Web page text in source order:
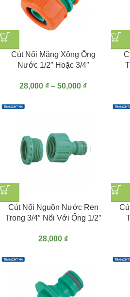
Cút Nối Măng Xông Ống
Nước 1/2″ Hoặc 3/4″
28,000 ₫ – 50,000 ₫
Cút Nối Nguồn Nước Ren
Trong 3/4″ Nối Với Ống 1/2″
28,000 ₫